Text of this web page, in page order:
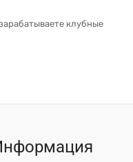
клубные